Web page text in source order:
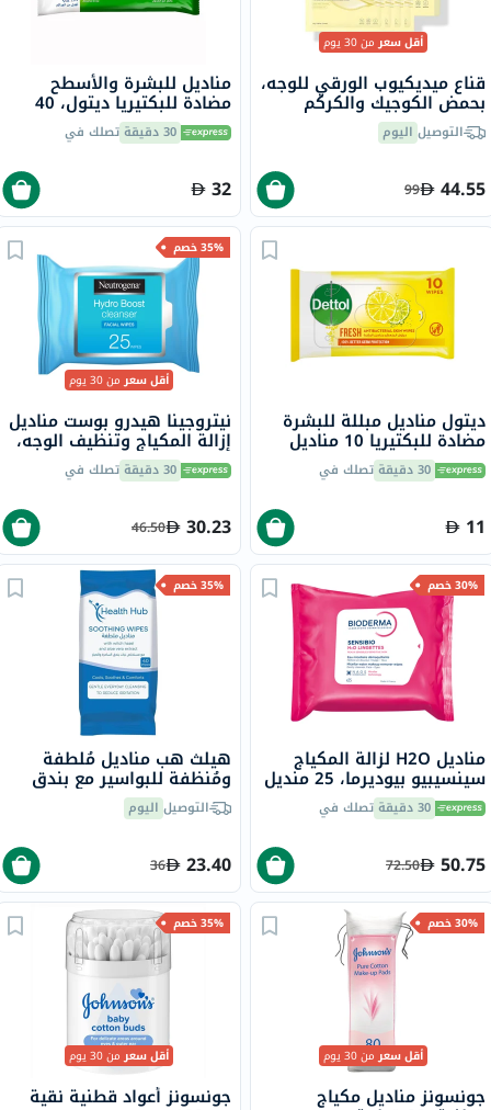
أقل سعرمن 30 يوم
قناع ميديكيوب الورقي للوجه،
بحمض الكوجيك والكركم
لتفتيح البشرة ، 4 قطع
التوصيل اليوم
44.55
99
مناديل للبشرة والأسطح
مضادة للبكتيريا ديتول، 40
منديل 30 دقيقة تصلك في
32
ديتول مناديل مبللة للبشرة
مضادة للبكتيريا 10 مناديل
30 دقيقة تصلك في
11
35% خصم
أقل سعرمن 30 يوم
نيتروجينا هيدرو بوست مناديل
إزالة المكياج وتنظيف الوجه،
حزمة من 25 قطعة
30 دقيقة تصلك في
30.23
46.50
30% خصم
مناديل H2O لزالة المكياج
سينسيبيو بيوديرما، 25 منديل
30 دقيقة تصلك في
50.75
72.50
35% خصم
هيلث هب مناديل مُلطفة
ومُنظفة للبواسير مع بندق
الساحرة والصبار، حزمة من 40
التوصيل اليوم
23.40
36
30% خصم
أقل سعرمن 30 يوم
جونسونز مناديل مكياج
35% خصم
أقل سعرمن 30 يوم
جونسونز أعواد قطنية نقية